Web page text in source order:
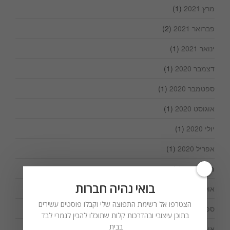
מרץ 2021
(1)
פברואר 2021
(2)
ינואר 2021
(1)
דצמבר 2020
(1)
ספטמבר 2020
(1)
אוגוסט 2020
(1)
יולי 2020
(1)
אפריל 2020
(1)
מרץ 2020
(1)
אוקטובר 2019
ספטמבר 2019
(1)
בואי נהיה חברות
הצטרפו אל רשימת התפוצה שלי וקבלו פוסטים עשירים
בתוכן עיצובי ובהדרכות קלות שתוכלו להכין לגמרי לבד
בבית